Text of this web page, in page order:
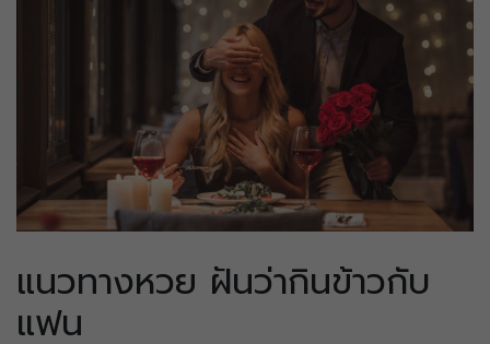
แนวทางหวย ฝันว่ากินข้าวกับ
แฟน